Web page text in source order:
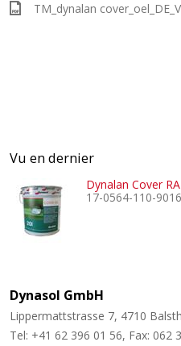
TM_dynalan
Vu en dernier
Dynalan Cover
17-0564-110-
Dynasol GmbH
Lippermattstrasse 7, 4710
Tel: +41 62 396 01 56, Fax: 062